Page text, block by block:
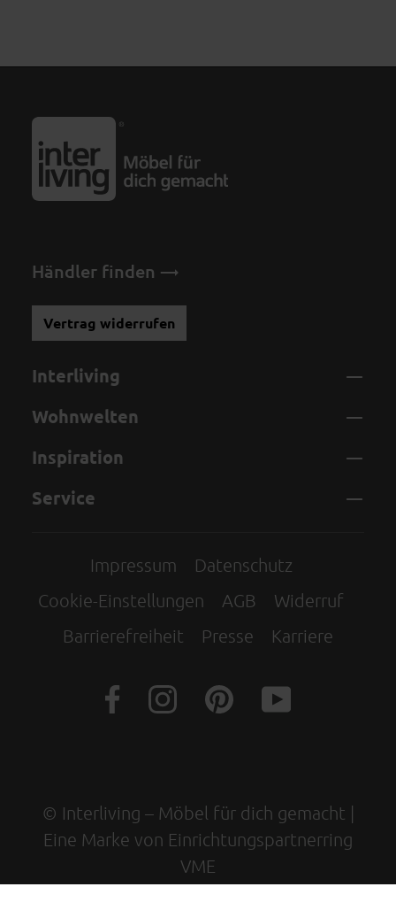
Händler finden
Vertrag widerrufen
Interliving
Wohnwelten
Inspiration
Service
Impressum
Datenschutz
Cookie-Einstellungen
AGB
Widerruf
Barrierefreiheit
Presse Karriere
© Interliving – Möbel für dich gemacht |
Eine Marke von Einrichtungspartnerring
VME